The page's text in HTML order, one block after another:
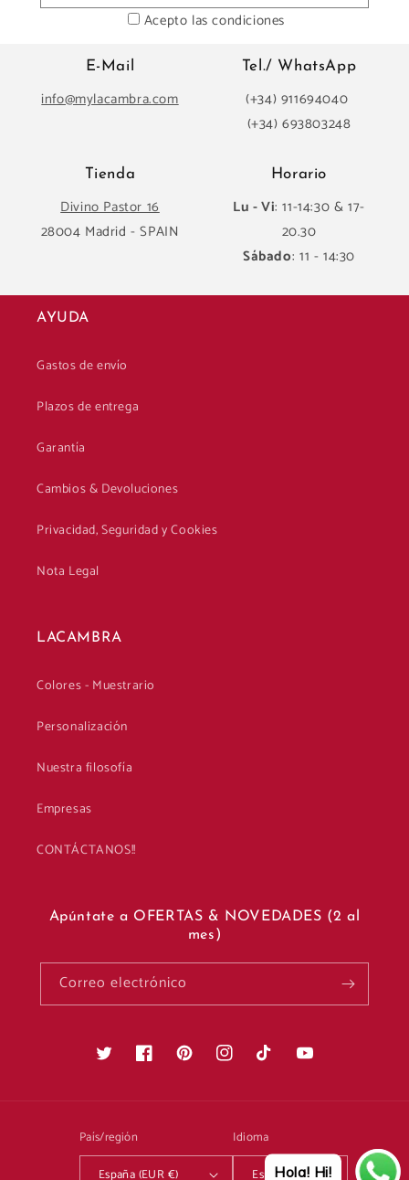
Acepto las condiciones
E-Mail
info@mylacambra.com
Tel./ WhatsApp
(+34) 911694040
(+34) 693803248
Tienda
Divino Pastor 16
28004 Madrid - SPAIN
Horario
Lu - Vi: 11-14:30 & 17-
20.30
Sábado: 11 - 14:30
AYUDA
Gastos de envío
Plazos de entrega
Garantía
Cambios & Devoluciones
Privacidad, Seguridad y Cookies
Nota Legal
LACAMBRA
Colores - Muestrario
Personalización
Nuestra filosofía
Empresas
CONTÁCTANOS!!
Apúntate a OFERTAS & NOVEDADES (2 al
mes)
Correo electrónico
Twitter FacebookPinterestInstagramTikTok YouTube
País/región
España (EUR €)
Idioma
EspañolHola! Hi!